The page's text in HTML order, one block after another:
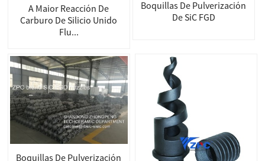
A Maior Reacción De
Carburo De Silicio Unido
Flu...
Boquillas De Pulverización
De SiC FGD
Boquillas De Pulverización